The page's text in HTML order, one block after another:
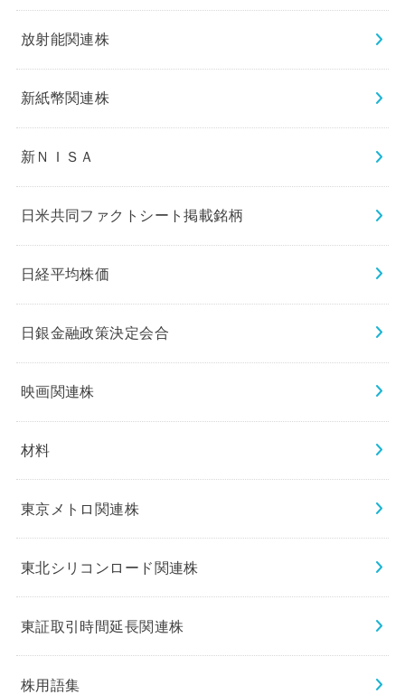
放射能関連株
新紙幣関連株
新ＮＩＳＡ
日米共同ファクトシート掲載銘柄
日経平均株価
日銀金融政策決定会合
映画関連株
材料
東京メトロ関連株
東北シリコンロード関連株
東証取引時間延長関連株
株用語集